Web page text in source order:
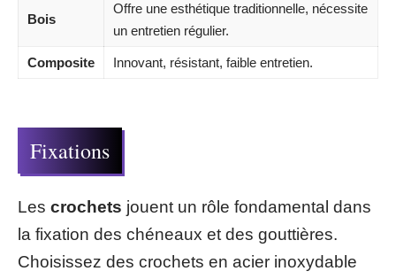
Bois
Offre une esthétique traditionnelle, nécessite
un entretien régulier.
Composite Innovant, résistant, faible entretien.
Fixations
Les crochets jouent un rôle fondamental dans
la fixation des chéneaux et des gouttières.
Choisissez des crochets en acier inoxydable